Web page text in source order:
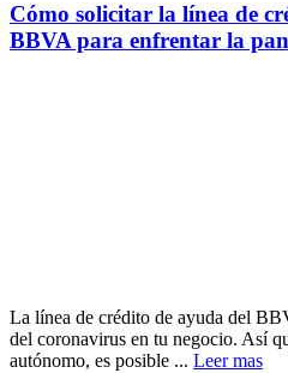
Cómo solicitar la línea de
BBVA para enfrentar la
La línea de crédito de ayuda del
del coronavirus en tu negocio. Así
autónomo, es posible ... Leer mas